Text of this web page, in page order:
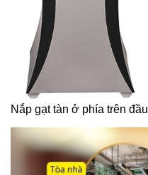
Nắp gạt tàn ở phía trên